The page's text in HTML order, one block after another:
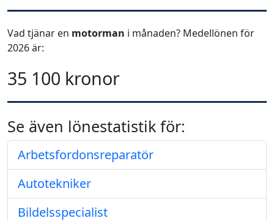
Vad tjänar en motorman i månaden? Medellönen för
2026 är:
35 100 kronor
Se även lönestatistik för:
Arbetsfordonsreparatör
Autotekniker
Bildelsspecialist